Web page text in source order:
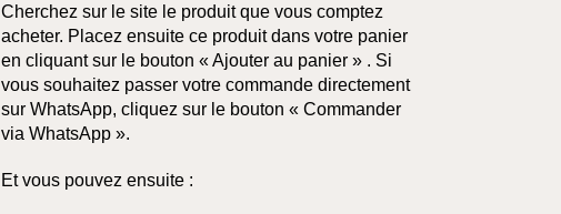
Cherchez sur le site le produit que vous comptez
acheter. Placez ensuite ce produit dans votre panier
en cliquant sur le bouton « Ajouter au panier » . Si
vous souhaitez passer votre commande directement
sur WhatsApp, cliquez sur le bouton « Commander
via WhatsApp ».
Et vous pouvez ensuite :